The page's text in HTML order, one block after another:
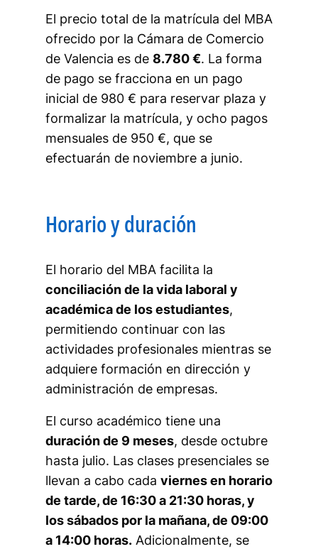
El precio total de la matrícula del MBA
ofrecido por la Cámara de Comercio
de Valencia es de 8.780 €. La forma
de pago se fracciona en un pago
inicial de 980 € para reservar plaza y
formalizar la matrícula, y ocho pagos
mensuales de 950 €, que se
efectuarán de noviembre a junio.
Horario y duración
El horario del MBA facilita la
conciliación de la vida laboral y
académica de los estudiantes,
permitiendo continuar con las
actividades profesionales mientras se
adquiere formación en dirección y
administración de empresas.
El curso académico tiene una
duración de 9 meses, desde octubre
hasta julio. Las clases presenciales se
llevan a cabo cada viernes en horario
de tarde, de 16:30 a 21:30 horas, y
los sábados por la mañana, de 09:00
a 14:00 horas. Adicionalmente, se